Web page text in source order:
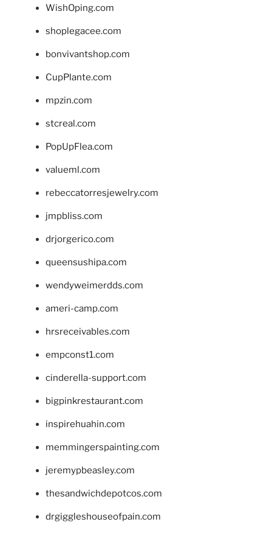
WishOping.com
shoplegacee.com
bonvivantshop.com
CupPlante.com
mpzin.com
stcreal.com
PopUpFlea.com
valueml.com
rebeccatorresjewelry.com
jmpbliss.com
drjorgerico.com
queensushipa.com
wendyweimerdds.com
ameri-camp.com
hrsreceivables.com
empconst1.com
cinderella-support.com
bigpinkrestaurant.com
inspirehuahin.com
memmingerspainting.com
jeremypbeasley.com
thesandwichdepotcos.com
drgiggleshouseofpain.com